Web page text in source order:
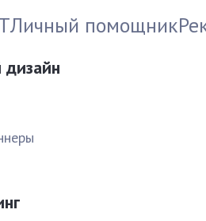
Личный помощник